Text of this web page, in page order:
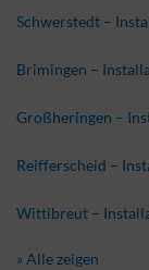
Schwerstedt –
Brimingen –
Großheringen –
Reifferscheid –
Wittibreut –
» Alle zeigen